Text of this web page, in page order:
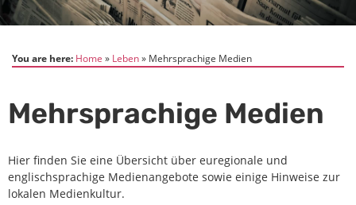
You are here: Home Leben Mehrsprachige Medien
Mehrsprachige Medien
Hier finden Sie eine Übersicht über euregionale und
englischsprachige Medienangebote sowie einige Hinweise zur
lokalen Medienkultur.